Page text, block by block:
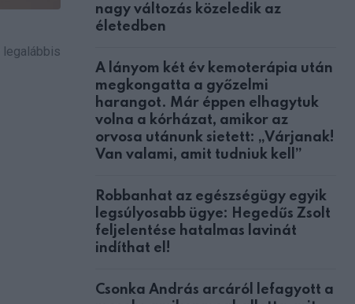
legalábbis
nagy változás közeledik az
életedben
A lányom két év kemoterápia után
megkongatta a győzelmi
harangot. Már éppen elhagytuk
volna a kórházat, amikor az
orvosa utánunk sietett: „Várjanak!
Van valami, amit tudniuk kell”
Robbanhat az egészségügy egyik
legsúlyosabb ügye: Hegedűs Zsolt
feljelentése hatalmas lavinát
indíthat el!
Csonka András arcáról lefagyott a